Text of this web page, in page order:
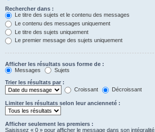
Rechercher dans :
Le titre des sujets et le contenu des messages
Le contenu des messages uniquement
Le titre des sujets uniquement
Le premier message des sujets uniquement
Afficher les résultats sous forme de :
Messages
Sujets
Trier les résultats par :
Croissant
Décroissant
Limiter les résultats selon leur ancienneté :
Afficher seulement les premiers :
Saisissez « 0 » pour afficher le message dans son intégralité.